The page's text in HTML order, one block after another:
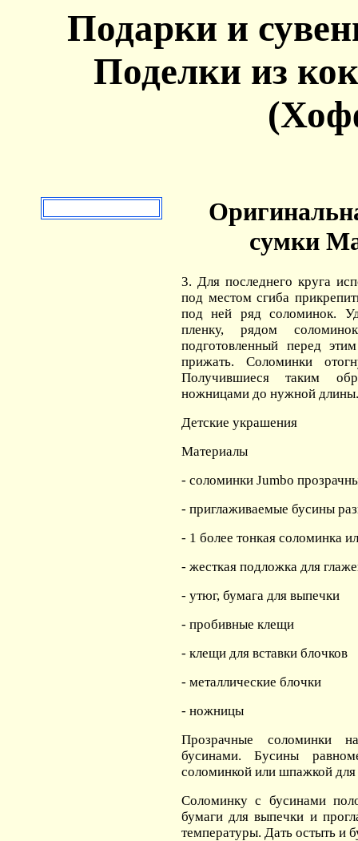
Подарки и
Поделки из
сумки
3. Для последнего круга
под местом сгиба
под ней ряд соломинок.
пленку, рядом
подготовленный перед
прижать. Соломинки
Получившиеся таким
ножницами до нужной длины.
Детские украшения
Материалы
- соломинки Jumbo
- приглаживаемые бусины
- 1 более тонкая соломинка
- жесткая подложка для
- утюг, бумага для выпечки
- пробивные клещи
- клещи для вставки блочков
- металлические блочки
- ножницы
Прозрачные соломинки
бусинами. Бусины
соломинкой или шпажкой
Соломинку с бусинами
бумаги для выпечки и
температуры. Дать остыть и